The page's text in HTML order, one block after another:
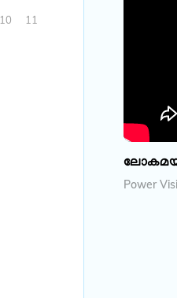
10 11
Power